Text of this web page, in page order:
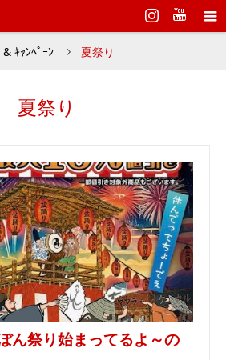
& ｷｬﾝﾍﾟｰﾝ 夏祭り
夏祭り
ん祭り始まってるよ～の